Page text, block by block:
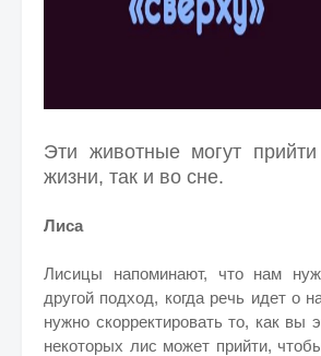
Эти животные могут
жизни, так и во сне.
Лиса
Лисицы напоминают, что нам
другой подход, когда речь идет о
нужно скорректировать то, как вы
некоторых лис может прийти,